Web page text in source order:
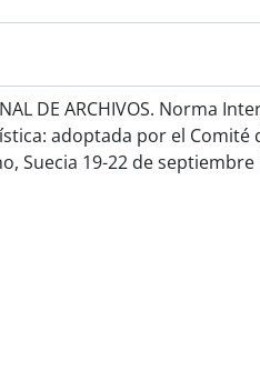
DE ARCHIVOS. Norma
adoptada por el Comité
Suecia 19-22 de septiembre